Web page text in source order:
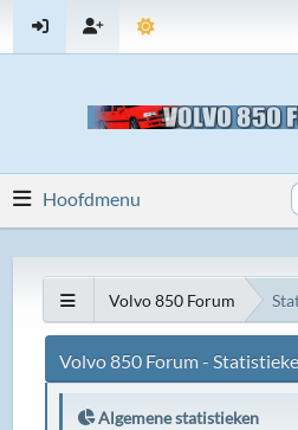
Hoofdmenu
Volvo 850 Forum
Volvo 850 Forum -
Algemene statistieken